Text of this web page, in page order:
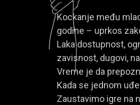
Kockanje među
godine – uprkos
Laka dostupnost,
zavisnost, dugovi,
Vreme je da
Kada se jednom
Zaustavimo igre na